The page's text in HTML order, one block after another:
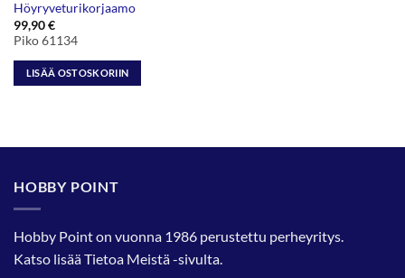
Höyryveturikorjaamo
99,90€
Piko 61134
LISÄÄ OSTOSKORIIN
HOBBY POINT
Hobby Point on vuonna 1986 perustettu perheyritys.
Katso lisääTietoa Meistä-sivulta.